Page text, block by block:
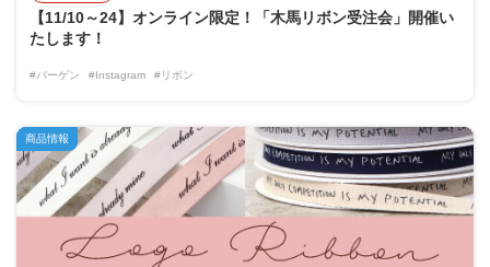
【11/10～24】オンライン限定！「木馬リボン受注会」開催い
たします！
#バーゲン #Instagram #リボン
商品情報